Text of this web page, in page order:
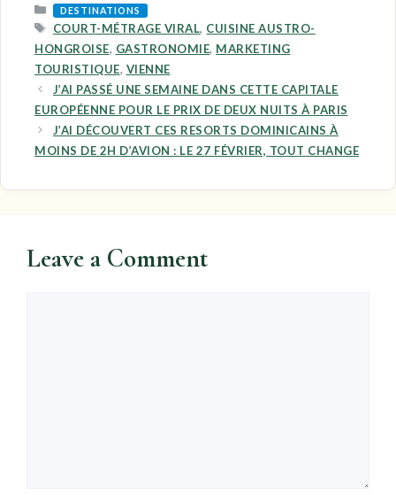
CATEGORIES
DESTINATIONS
TAGS
COURT-MÉTRAGE VIRAL, CUISINE AUSTRO-
HONGROISE, GASTRONOMIE, MARKETING
TOURISTIQUE, VIENNE
J’AI PASSÉ UNE SEMAINE DANS CETTE CAPITALE
EUROPÉENNE POUR LE PRIX DE DEUX NUITS À PARIS
J’AI DÉCOUVERT CES RESORTS DOMINICAINS À
MOINS DE 2H D’AVION : LE 27 FÉVRIER, TOUT CHANGE
Leave a Comment